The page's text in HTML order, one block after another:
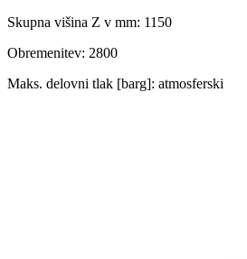
Skupna višina Z v mm: 1150
Obremenitev: 2800
Maks. delovni tlak [barg]: atmosferski